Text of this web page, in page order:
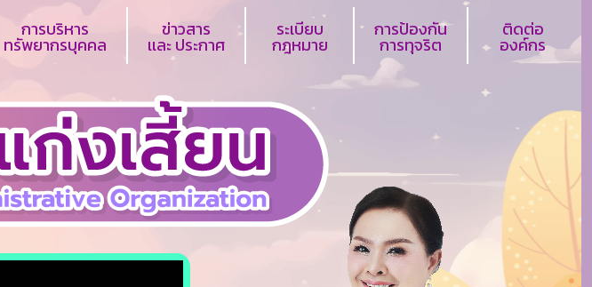
การบริหาร
ทรัพยากรบุคคล
ข่าวสาร
เเละ ประกาศ
ระเบียบ
กฎหมาย
การป้องกัน
การทุจริต
ติดต่อ
องค์กร